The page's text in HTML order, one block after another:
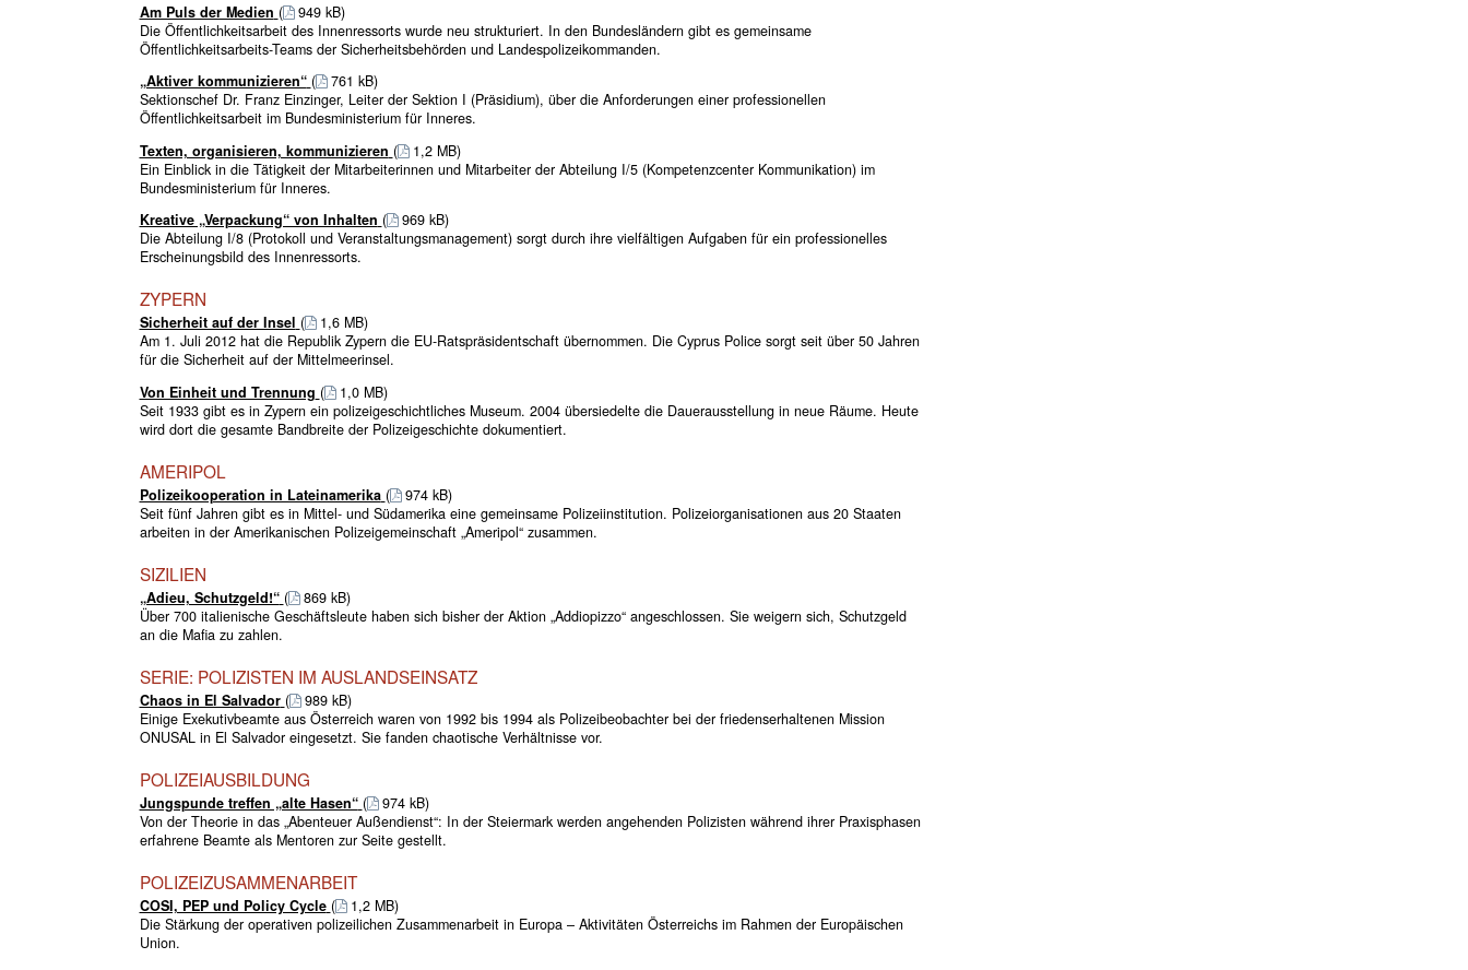
Am Puls der Medien (
949 kB)
Die Öffentlichkeitsarbeit des Innenressorts wurde neu strukturiert. In den Bundesländern gibt es gemeinsame
Öffentlichkeitsarbeits-Teams der Sicherheitsbehörden und Landespolizeikommanden.
„Aktiver kommunizieren“ (
761 kB)
Sektionschef Dr. Franz Einzinger, Leiter der Sektion I (Präsidium), über die Anforderungen einer professionellen
Öffentlichkeitsarbeit im Bundesministerium für Inneres.
Texten, organisieren, kommunizieren (
1,2 MB)
Ein Einblick in die Tätigkeit der Mitarbeiterinnen und Mitarbeiter der Abteilung I/5 (Kompetenzcenter Kommunikation) im
Bundesministerium für Inneres.
Kreative „Verpackung“ von Inhalten (
969 kB)
Die Abteilung I/8 (Protokoll und Veranstaltungsmanagement) sorgt durch ihre vielfältigen Aufgaben für ein professionelles
Erscheinungsbild des Innenressorts.
ZYPERN
Sicherheit auf der Insel (
1,6 MB)
Am 1. Juli 2012 hat die Republik Zypern die EU-Ratspräsidentschaft übernommen. Die Cyprus Police sorgt seit über 50 Jahren
für die Sicherheit auf der Mittelmeerinsel.
Von Einheit und Trennung (
1,0 MB)
Seit 1933 gibt es in Zypern ein polizeigeschichtliches Museum. 2004 übersiedelte die Daueraus­stellung in neue Räume. Heute
wird dort die gesamte Bandbreite der Polizeigeschichte dokumentiert.
AMERIPOL
Polizeikooperation in Lateinamerika (
974 kB)
Seit fünf Jahren gibt es in Mittel- und Südamerika eine gemeinsame Polizeiinstitution. Polizeiorganisationen aus 20 Staaten
arbeiten in der Amerikanischen Polizeigemeinschaft „Ameripol“ zusammen.
SIZILIEN
„Adieu, Schutzgeld!“ (
869 kB)
Über 700 italienische Geschäftsleute haben sich bisher der Aktion „Addiopizzo“ angeschlossen. Sie weigern sich, Schutzgeld
an die Mafia zu zahlen.
SERIE: POLIZISTEN IM AUSLANDSEINSATZ
Chaos in El Salvador (
989 kB)
Einige Exekutivbeamte aus Österreich waren von 1992 bis 1994 als Polizeibeobachter bei der friedenserhaltenen Mission
ONUSAL in El Salvador eingesetzt. Sie fanden chaotische Verhältnisse vor.
POLIZEIAUSBILDUNG
Jungspunde treffen „alte Hasen“ (
974 kB)
Von der Theorie in das „Abenteuer Außendienst“: In der Steiermark werden angehenden Polizisten während ihrer Praxisphasen
erfahrene Beamte als Mentoren zur Seite gestellt.
POLIZEIZUSAMMENARBEIT
COSI, PEP und Policy Cycle (
1,2 MB)
Die Stärkung der operativen polizeilichen Zusammenarbeit in Europa – Aktivitäten Österreichs im Rahmen der Europäischen
Union.